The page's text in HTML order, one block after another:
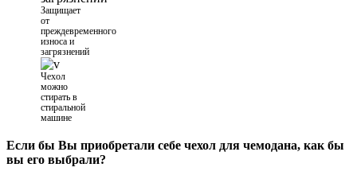
Защищает
от
преждевременного
износа и
загрязнений
Чехол
можно
стирать в
стиральной
машине
Если бы Вы приобретали себе чехол для чемодана, как бы
вы его выбрали?